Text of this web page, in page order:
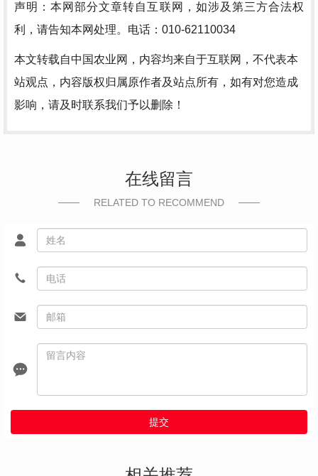
声明：本网部分文章转自互联网，如涉及第三方合法权
利，请告知本网处理。电话：010-62110034
本文转载自中国农业网，内容均来自于互联网，不代表本
站观点，内容版权归属原作者及站点所有，如有对您造成
影响，请及时联系我们予以删除！
在线留言
RELATED TO RECOMMEND
提交